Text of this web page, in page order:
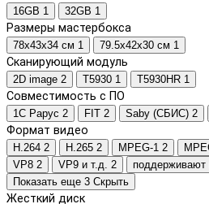
16GB 1 32GB 1
Размеры мастербокса
78х43х34 см 1 79.5х42х30 см 1
Сканирующий модуль
2D image 2 T5930 1 T5930HR 1
Совместимость с ПО
1С Рарус 2 FIT 2 Saby (СБИС) 2
Формат видео
H.264 2 H.265 2 MPEG-1 2
VP8 2 VP9 и т.д. 2 поддерживают
Показать еще 3 Скрыть
Жесткий диск